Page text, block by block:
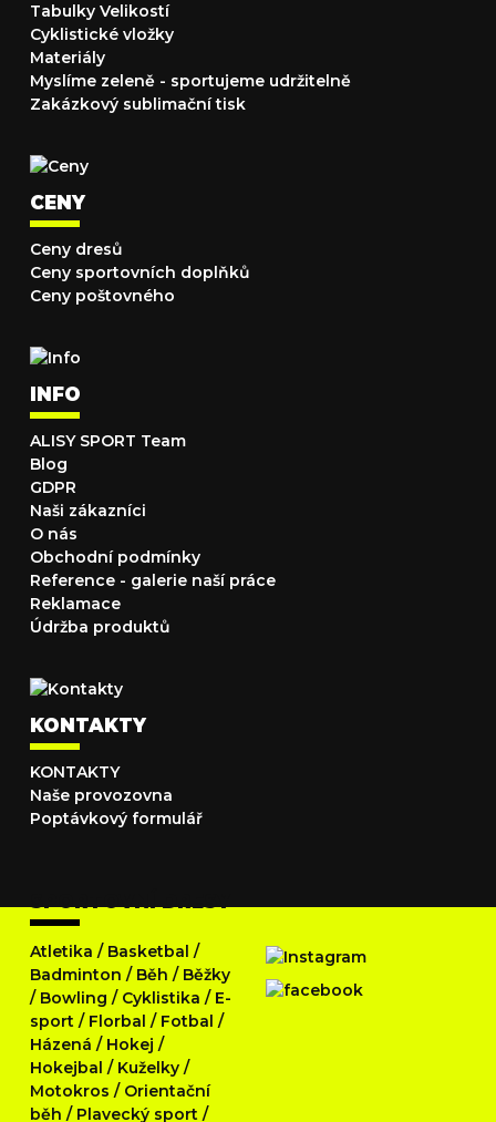
Tabulky Velikostí
Cyklistické vložky
Materiály
Myslíme zeleně - sportujeme udržitelně
Zakázkový sublimační tisk
CENY
Ceny dresů
Ceny sportovních doplňků
Ceny poštovného
INFO
ALISY SPORT Team
Blog
GDPR
Naši zákazníci
O nás
Obchodní podmínky
Reference - galerie naší práce
Reklamace
Údržba produktů
KONTAKTY
KONTAKTY
Naše provozovna
Poptávkový formulář
SPORTOVNÍ DRESY
Atletika / Basketbal /
Badminton / Běh / Běžky
/ Bowling / Cyklistika / E-
sport / Florbal / Fotbal /
Házená / Hokej /
Hokejbal / Kuželky /
Motokros / Orientační
běh / Plavecký sport /